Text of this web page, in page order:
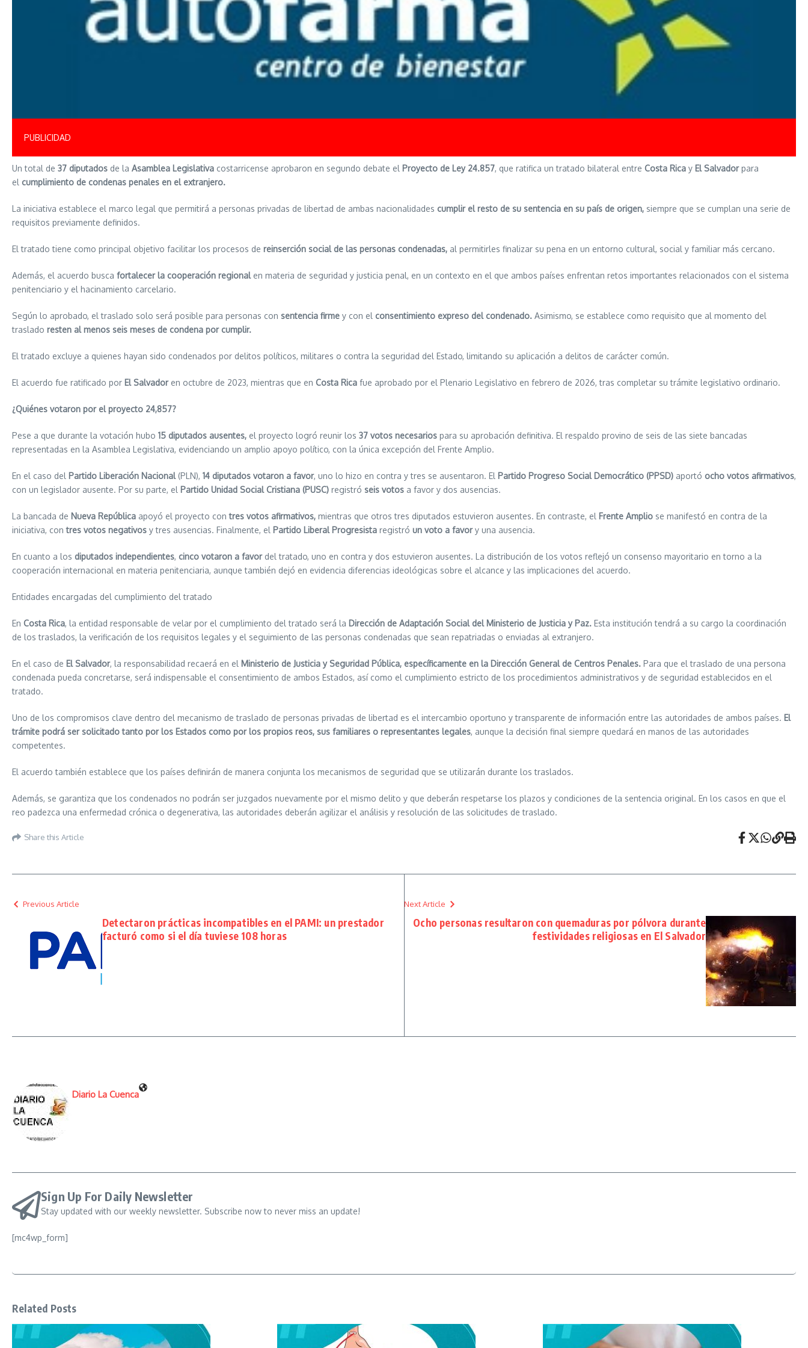
PUBLICIDAD
Un total de 37 diputados de la Asamblea Legislativa costarricense aprobaron en segundo debate el Proyecto de Ley 24.857, que ratifica un tratado bilateral entre Costa Rica y El Salvadorpara
el cumplimiento de condenas penales en el extranjero.
La iniciativa establece el marco legal que permitirá a personas privadas de libertad de ambas nacionalidades cumplir el resto de su sentencia en su país de origen, siempre que se cumplan una serie de
requisitos previamente definidos.
El tratado tiene como principal objetivo facilitar los procesos de reinserción social de las personas condenadas, al permitirles finalizar su pena en un entorno cultural, social y familiar más cercano.
Además, el acuerdo busca fortalecer la cooperación regionalen materia de seguridad y justicia penal, en un contexto en el que ambos países enfrentan retos importantes relacionados con el sistema
penitenciario y el hacinamiento carcelario.
Según lo aprobado, el traslado solo será posible para personas con sentencia firme y con el consentimiento expreso del condenado. Asimismo, se establece como requisito que al momento del
traslado resten al menos seis meses de condena por cumplir.
El tratado excluye a quienes hayan sido condenados por delitos políticos, militares o contra la seguridad del Estado, limitando su aplicación a delitos de carácter común.
El acuerdo fue ratificado por El Salvadoren octubre de 2023, mientras que en Costa Rica fue aprobado por el Plenario Legislativo en febrero de 2026, tras completar su trámite legislativo ordinario.
¿Quiénes votaron por el proyecto 24,857?
Pese a que durante la votación hubo 15 diputados ausentes, el proyecto logró reunir los 37 votos necesarios para su aprobación definitiva. El respaldo provino de seis de las siete bancadas
representadas en la Asamblea Legislativa, evidenciando un amplio apoyo político, con la única excepción del Frente Amplio.
En el caso del Partido Liberación Nacional(PLN), 14 diputados votaron a favor, uno lo hizo en contra y tres se ausentaron. El Partido Progreso Social Democrático (PPSD) aportó ocho votos afirmativos,
con un legislador ausente. Por su parte, el Partido Unidad Social Cristiana (PUSC) registró seis votos a favor y dos ausencias.
La bancada de Nueva República apoyó el proyecto contres votos afirmativos, mientras que otros tres diputados estuvieron ausentes. En contraste, el Frente Amplio se manifestó en contra de la
iniciativa, contres votos negativos y tres ausencias. Finalmente, el Partido Liberal Progresista registró un voto a favory una ausencia.
En cuanto a los diputados independientes, cinco votaron a favor del tratado, uno en contra y dos estuvieron ausentes. La distribución de los votos reflejó un consenso mayoritario en torno a la
cooperación internacional en materia penitenciaria, aunque también dejó en evidencia diferencias ideológicas sobre el alcance y las implicaciones del acuerdo.
Entidades encargadas del cumplimiento del tratado
En Costa Rica, la entidad responsable de velar por el cumplimiento del tratado será la Dirección de Adaptación Social del Ministerio de Justicia y Paz. Esta institución tendrá a su cargo la coordinación
de los traslados, la verificación de los requisitos legales y el seguimiento de las personas condenadas que sean repatriadas o enviadas al extranjero.
En el caso de El Salvador, la responsabilidad recaerá en el Ministerio de Justicia y Seguridad Pública, específicamente en la Dirección General de Centros Penales. Para que el traslado de una persona
condenada pueda concretarse, será indispensable el consentimiento de ambos Estados, así como el cumplimiento estricto de los procedimientos administrativos y de seguridad establecidos en el
tratado.
Uno de los compromisos clave dentro del mecanismo de traslado de personas privadas de libertad es el intercambio oportuno y transparente de información entre las autoridades de ambos países. El
trámite podrá ser solicitado tanto por los Estados como por los propios reos, sus familiares o representantes legales, aunque la decisión final siempre quedará en manos de las autoridades
competentes.
El acuerdo también establece que los países definirán de manera conjunta los mecanismos de seguridad que se utilizarán durante los traslados.
Además, se garantiza que los condenados no podrán ser juzgados nuevamente por el mismo delito y que deberán respetarse los plazos y condiciones de la sentencia original. En los casos en que el
reo padezca una enfermedad crónica o degenerativa, las autoridades deberán agilizar el análisis y resolución de las solicitudes de traslado.
Share this Article
Previous Article
Detectaron prácticas incompatibles en el PAMI: un prestador
facturó como si el día tuviese 108 horas
Next Article
Ocho personas resultaron con quemaduras por pólvora durante
festividades religiosas en El Salvador
Diario La Cuenca
Sign Up For Daily Newsletter
Stay updated with our weekly newsletter. Subscribe now to never miss an update!
[mc4wp_form]
Related Posts